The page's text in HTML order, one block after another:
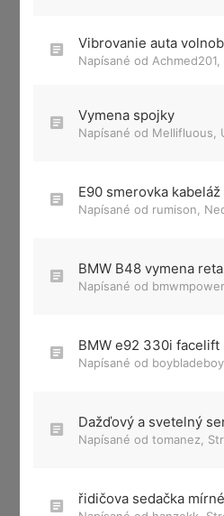
Vibrovanie auta
Napísané od Achmed201
Vymena spojky
Napísané od Mellifluous
E90 smerovka kabeláž
Napísané od rumison
BMW B48 vymena
Napísané od
BMW e92 330i facelift
Napísané od boybladeboy
Dažďový a svetelný
Napísané od tomanez
řidičova sedačka